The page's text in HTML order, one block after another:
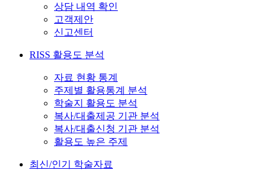
상담 내역 확인
고객제안
신고센터
RISS 활용도 분석
자료 현황 통계
주제별 활용통계 분석
학술지 활용도 분석
복사/대출제공 기관 분석
복사/대출신청 기관 분석
활용도 높은 주제
최신/인기 학술자료